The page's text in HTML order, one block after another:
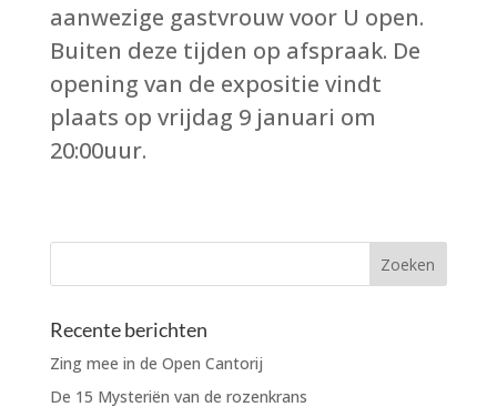
aanwezige gastvrouw voor U open.
Buiten deze tijden op afspraak. De
opening van de expositie vindt
plaats op vrijdag 9 januari om
20:00uur.
Recente berichten
Zing mee in de Open Cantorij
De 15 Mysteriën van de rozenkrans